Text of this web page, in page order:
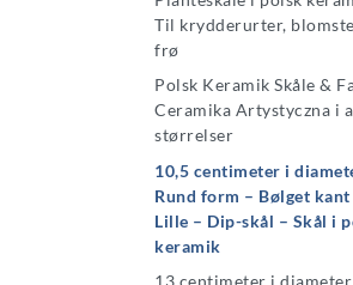
Til krydderurter,
frø
Polsk Keramik Skåle &
Ceramika Artystyczna i
størrelser
10,5 centimeter i
Rund form – Bølget kant
Lille – Dip-skål – Skål i
keramik